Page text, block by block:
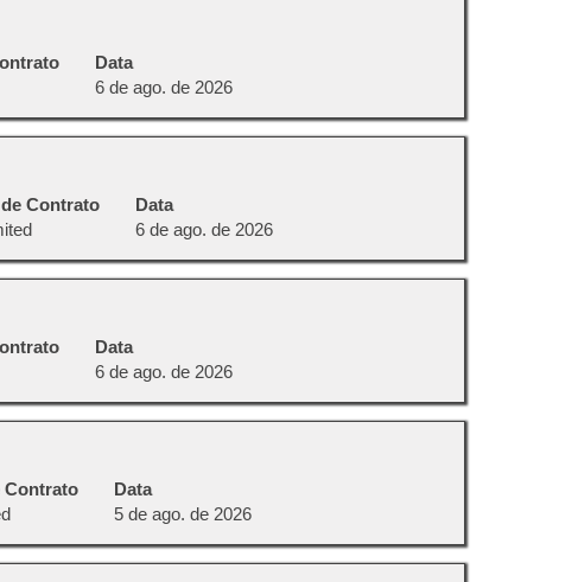
Data
6 de ago. de 2026
Contrato
Data
6 de ago. de 2026
Data
6 de ago. de 2026
Contrato
Data
5 de ago. de 2026